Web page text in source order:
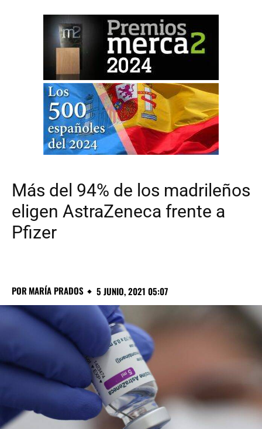
Más del 94% de los madrileños
eligen AstraZeneca frente a
Pfizer
PORMARÍA PRADOS 5 JUNIO, 2021 05:07